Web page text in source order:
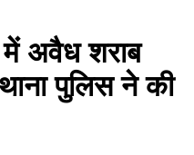
में अवैध शराब
पुलिस ने की